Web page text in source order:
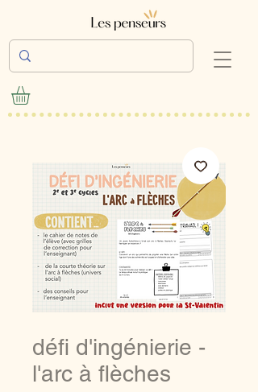
défi d'ingénierie -
l'arc à flèches